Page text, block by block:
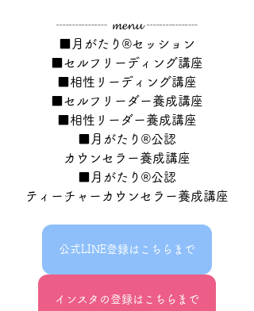
┈┈┈┈ 𝓶𝓮𝓷𝓾 ┈┈┈┈
■月がたり®セッション
■セルフリーディング講座
■相性リーディング講座
■セルフリーダー養成講座
■相性リーダー養成講座
■月がたり®公認
カウンセラー養成講座
■月がたり®公認
ティーチャーカウンセラー養成講座
公式LINE登録はこちらまで
インスタの登録はこちらまで